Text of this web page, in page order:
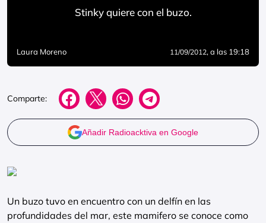
Stinky quiere con el buzo.
Laura Moreno 11/09/2012, a las 19:18
Comparte:
Añadir Radioacktiva en Google
Un buzo tuvo en encuentro con un delfín en las
profundidades del mar, este mamifero se conoce como